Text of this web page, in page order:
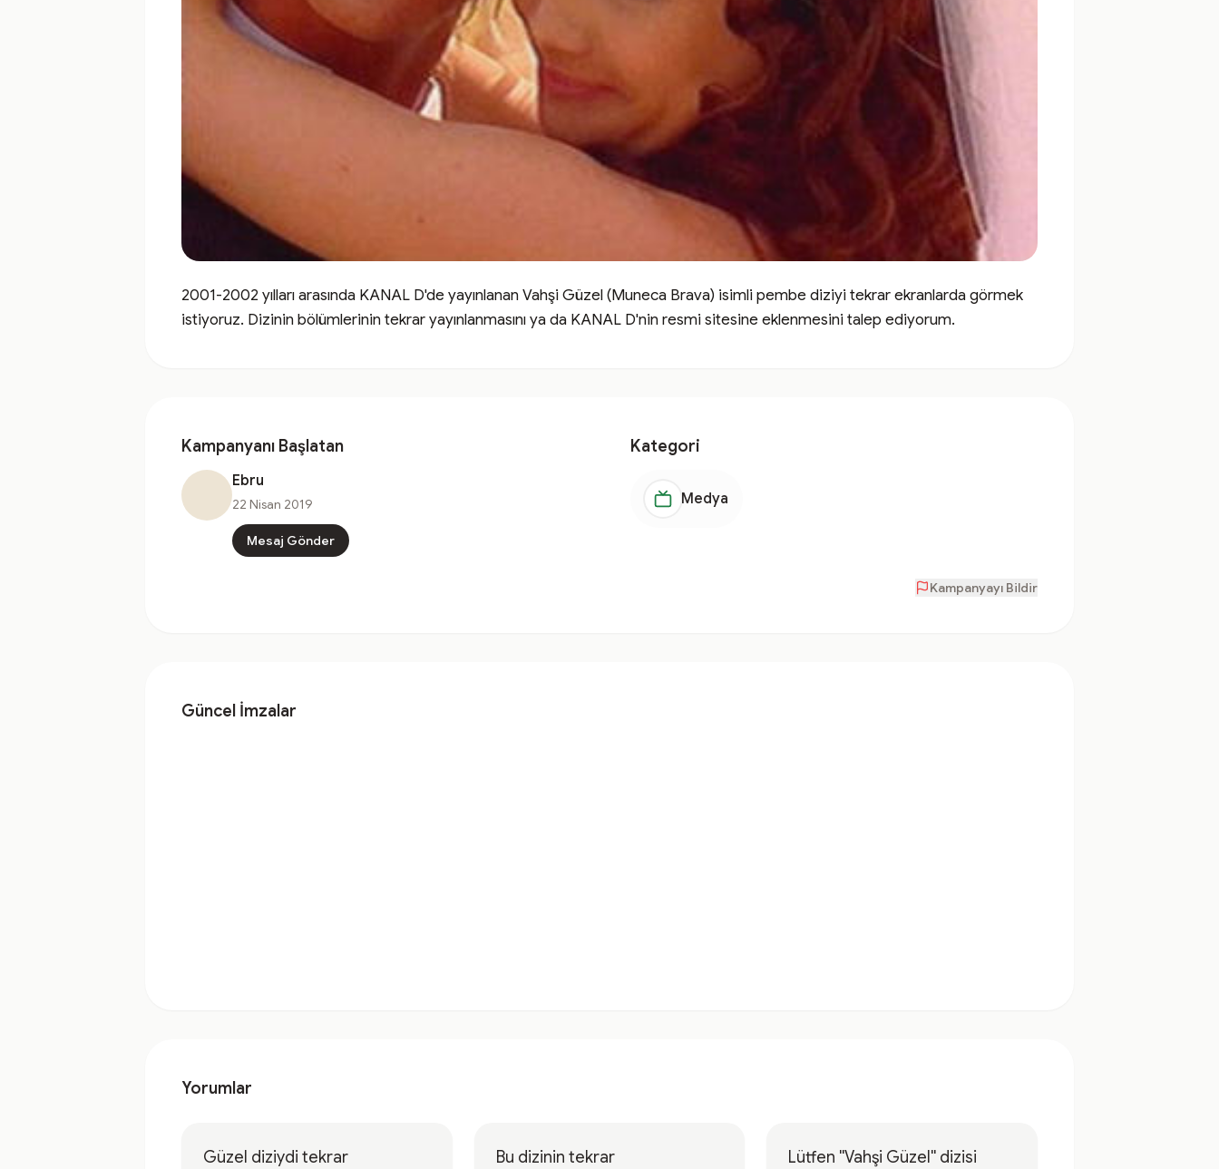
2001-2002 yılları arasında KANAL D'de yayınlanan Vahşi Güzel (Muneca Brava) isimli pembe diziyi tekrar ekranlarda görmek
istiyoruz. Dizinin bölümlerinin tekrar yayınlanmasını ya da KANAL D'nin resmi sitesine eklenmesini talep ediyorum.
Kampanyanı Başlatan
Ebru
22 Nisan 2019
Mesaj Gönder
Kategori
Medya
Kampanyayı Bildir
Güncel İmzalar
Yorumlar
Güzel diziydi tekrar
Bu dizinin tekrar
Lütfen ''Vahşi Güzel'' dizisi